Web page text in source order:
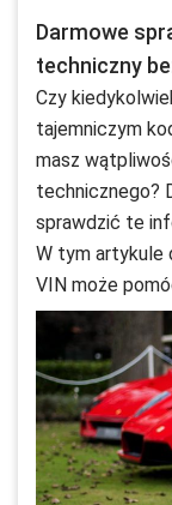
Darmowe
techniczny
Czy
tajemniczym
masz
technicznego?
sprawdzić te
W tym artykule
VIN może